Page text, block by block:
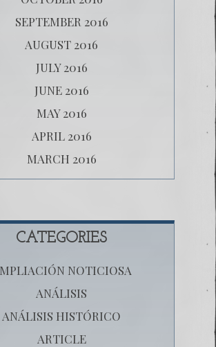
SEPTEMBER 2016
AUGUST 2016
JULY 2016
JUNE 2016
MAY 2016
APRIL 2016
MARCH 2016
CATEGORIES
NOTICIOSA
ANÁLISIS
ANÁLISIS HISTÓRICO
ARTICLE